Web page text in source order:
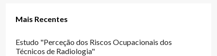
Mais Recentes
Estudo "Perceção dos Riscos Ocupacionais dos
Técnicos de Radiologia"